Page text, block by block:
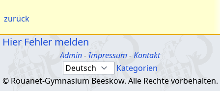
zurück
Hier Fehler melden
Admin-Impressum-Kontakt
Kategorien
© Rouanet-Gymnasium Beeskow. Alle Rechte vorbehalten.